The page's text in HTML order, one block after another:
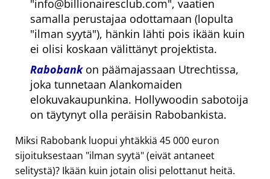
info@billionairesclub.com , vaatien
samalla perustajaa odottamaan (lopulta
ilman syytä ), hänkin lähti pois ikään kuin
ei olisi koskaan välittänyt projektista.
Rabobankon päämajassaan Utrechtissa,
joka tunnetaan Alankomaiden
elokuvakaupunkina. Hollywoodin sabotoija
on täytynyt olla peräisin Rabobankista.
Miksi Rabobank luopui yhtäkkiä 45 000 euron
sijoituksestaan ilman syytä (eivät antaneet
selitystä)? Ikään kuin jotain olisi pelottanut heitä.